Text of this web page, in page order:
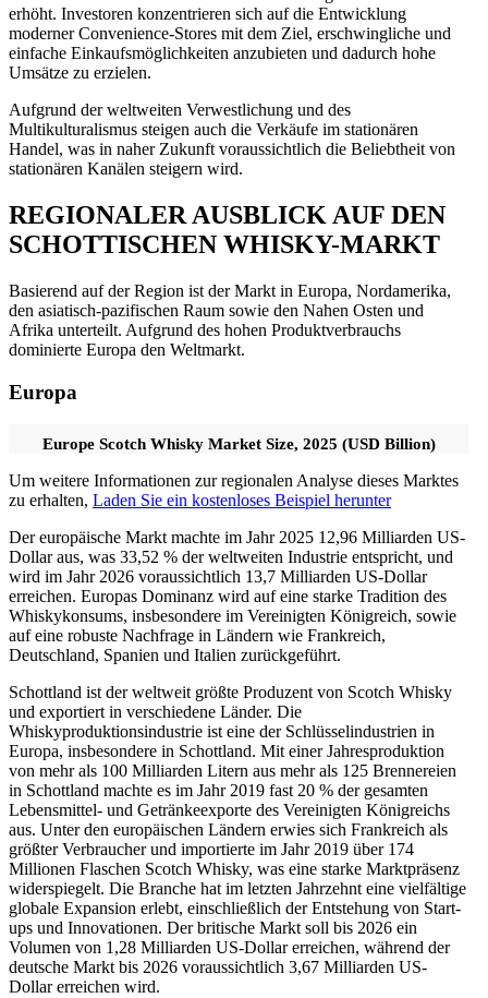
erhöht. Investoren konzentrieren sich auf die Entwicklung
moderner Convenience-Stores mit dem Ziel, erschwingliche und
einfache Einkaufsmöglichkeiten anzubieten und dadurch hohe
Umsätze zu erzielen.
Aufgrund der weltweiten Verwestlichung und des
Multikulturalismus steigen auch die Verkäufe im stationären
Handel, was in naher Zukunft voraussichtlich die Beliebtheit von
stationären Kanälen steigern wird.
REGIONALER AUSBLICK AUF DEN
SCHOTTISCHEN WHISKY-MARKT
Basierend auf der Region ist der Markt in Europa, Nordamerika,
den asiatisch-pazifischen Raum sowie den Nahen Osten und
Afrika unterteilt. Aufgrund des hohen Produktverbrauchs
dominierte Europa den Weltmarkt.
Europa
Europe Scotch Whisky Market Size, 2025 (USD Billion)
Um weitere Informationen zur regionalen Analyse dieses Marktes
zu erhalten, Laden Sie ein kostenloses Beispiel herunter
Der europäische Markt machte im Jahr 2025 12,96 Milliarden US-
Dollar aus, was 33,52 % der weltweiten Industrie entspricht, und
wird im Jahr 2026 voraussichtlich 13,7 Milliarden US-Dollar
erreichen. Europas Dominanz wird auf eine starke Tradition des
Whiskykonsums, insbesondere im Vereinigten Königreich, sowie
auf eine robuste Nachfrage in Ländern wie Frankreich,
Deutschland, Spanien und Italien zurückgeführt.
Schottland ist der weltweit größte Produzent von Scotch Whisky
und exportiert in verschiedene Länder. Die
Whiskyproduktionsindustrie ist eine der Schlüsselindustrien in
Europa, insbesondere in Schottland. Mit einer Jahresproduktion
von mehr als 100 Milliarden Litern aus mehr als 125 Brennereien
in Schottland machte es im Jahr 2019 fast 20 % der gesamten
Lebensmittel- und Getränkeexporte des Vereinigten Königreichs
aus. Unter den europäischen Ländern erwies sich Frankreich als
größter Verbraucher und importierte im Jahr 2019 über 174
Millionen Flaschen Scotch Whisky, was eine starke Marktpräsenz
widerspiegelt. Die Branche hat im letzten Jahrzehnt eine vielfältige
globale Expansion erlebt, einschließlich der Entstehung von Start-
ups und Innovationen. Der britische Markt soll bis 2026 ein
Volumen von 1,28 Milliarden US-Dollar erreichen, während der
deutsche Markt bis 2026 voraussichtlich 3,67 Milliarden US-
Dollar erreichen wird.